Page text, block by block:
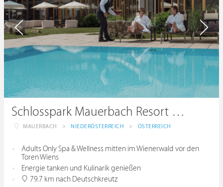
Schlosspark Mauerbach Resort & Spa
MAUERBACH > NIEDERÖSTERREICH > ÖSTERREICH
Adults Only Spa & Wellness mitten im Wienerwald vor den
Toren Wiens
Energie tanken und Kulinarik genießen
79.7 km nach Deutschkreutz